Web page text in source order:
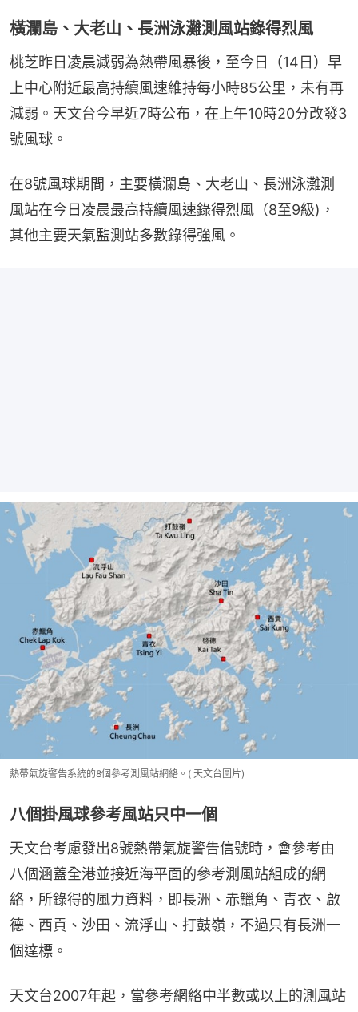
橫瀾島、大老山、長洲泳灘測風站錄得烈風
桃芝昨日凌晨減弱為熱帶風暴後，至今日（14日）早
上中心附近最高持續風速維持每小時85公里，未有再
減弱。天文台今早近7時公布，在上午10時20分改發3
號風球。
在8號風球期間，主要橫瀾島、大老山、長洲泳灘測
風站在今日凌晨最高持續風速錄得烈風（8至9級)，
其他主要天氣監測站多數錄得強風。
熱帶氣旋警告系統的8個參考測風站網絡。( 天文台圖片)
八個掛風球參考風站只中一個
天文台考慮發出8號熱帶氣旋警告信號時，會參考由
八個涵蓋全港並接近海平面的參考測風站組成的網
絡，所錄得的風力資料，即長洲、赤鱲角、青衣、啟
德、西貢、沙田、流浮山、打鼓嶺，不過只有長洲一
個達標。
天文台2007年起，當參考網絡中半數或以上的測風站